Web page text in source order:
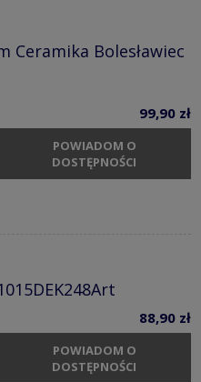
Ceramika Bolesławiec
99,90 zł
POWIADOM O
DOSTĘPNOŚCI
88,90 zł
POWIADOM O
DOSTĘPNOŚCI